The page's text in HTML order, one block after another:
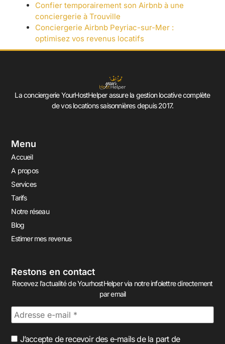
Confier temporairement son Airbnb à une
conciergerie à Trouville
Conciergerie Airbnb Peyriac-sur-Mer :
optimisez vos revenus locatifs
La conciergerie YourHostHelper assure la gestion locative complète
de vos locations saisonnières depuis 2017.
Menu
Accueil
A propos
Services
Tarifs
Notre réseau
Blog
Estimer mes revenus
Restons en contact
Recevez l’actualité de YourhostHelper via notre infolettre directement
par email
J’accepte de recevoir des e-mails de la part de